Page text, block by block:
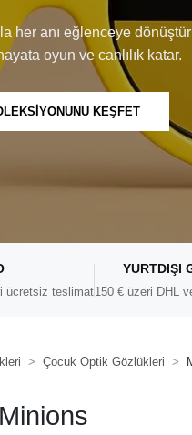
her anı eğlenceye
oyun ve canlılık katar.
KEŞFET
ücretsiz teslimat
YURTDIŞI
150 € üzeri DHL
Çocuk Optik Gözlükleri
Minions